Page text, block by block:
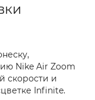
Nike Air Zoom
скорости и
Infinite.